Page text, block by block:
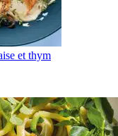
et thym